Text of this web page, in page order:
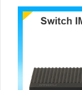
ổn định. mạng